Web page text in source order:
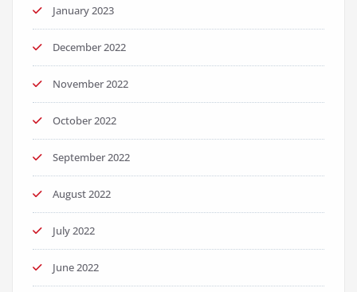
January 2023
December 2022
November 2022
October 2022
September 2022
August 2022
July 2022
June 2022